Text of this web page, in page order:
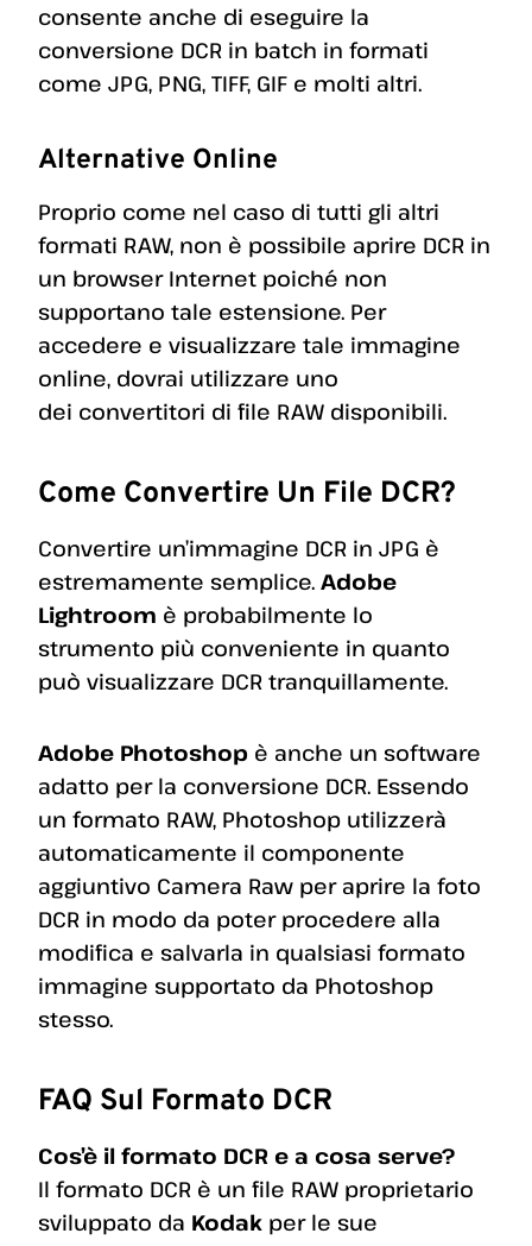
consente anche di eseguire la
conversione DCR in batch in formati
come JPG, PNG, TIFF, GIF e molti altri.
Alternative Online
Proprio come nel caso di tutti gli altri
formati RAW, non è possibile aprire DCR in
un browser Internet poiché non
supportano tale estensione. Per
accedere e visualizzare tale immagine
online, dovrai utilizzare uno
dei convertitori di file RAW disponibili.
Come Convertire Un File DCR?
Convertire un’immagine DCR in JPG è
estremamente semplice. Adobe
Lightroom è probabilmente lo
strumento più conveniente in quanto
può visualizzare DCR tranquillamente.
Adobe Photoshop è anche un software
adatto per la conversione DCR. Essendo
un formato RAW, Photoshop utilizzerà
automaticamente il componente
aggiuntivo Camera Raw per aprire la foto
DCR in modo da poter procedere alla
modifica e salvarla in qualsiasi formato
immagine supportato da Photoshop
stesso.
FAQ Sul Formato DCR
Cos’è il formato DCR e a cosa serve?
Il formato DCR è un file RAW proprietario
sviluppato da Kodak per le sue